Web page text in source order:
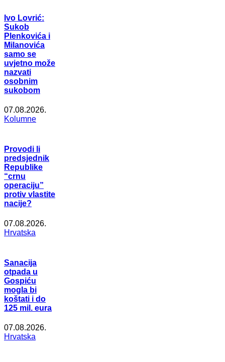
Ivo Lovrić:
Sukob
Plenkovića i
Milanovića
samo se
uvjetno može
nazvati
osobnim
sukobom
07.08.2026.
Kolumne
Provodi li
predsjednik
Republike
“crnu
operaciju”
protiv vlastite
nacije?
07.08.2026.
Hrvatska
Sanacija
otpada u
Gospiću
mogla bi
koštati i do
125 mil. eura
07.08.2026.
Hrvatska